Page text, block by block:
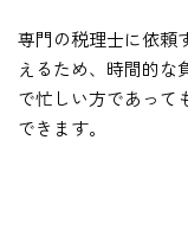
専門の税理士に依頼
えるため、時間的な
で忙しい方であって
できます。